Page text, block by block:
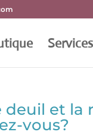
Services
deuil et
vous?